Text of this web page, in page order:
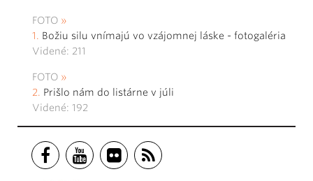
FOTO
Božiu silu vnímajú vo vzájomnej láske - fotogaléria
Videné: 211
FOTO
Prišlo nám do listárne v júli
Videné: 192